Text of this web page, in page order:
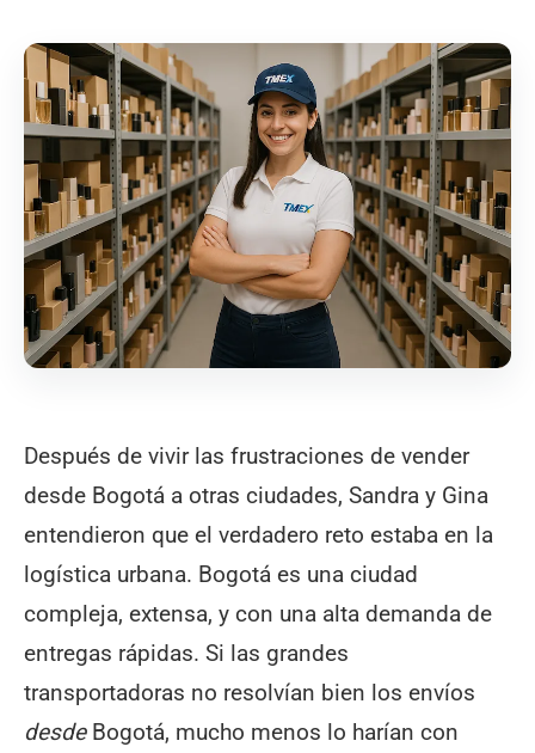
Después de vivir las frustraciones de vender
desde Bogotá a otras ciudades, Sandra y Gina
entendieron que el verdadero reto estaba en la
logística urbana. Bogotá es una ciudad
compleja, extensa, y con una alta demanda de
entregas rápidas. Si las grandes
transportadoras no resolvían bien los envíos
desdeBogotá, mucho menos lo harían con